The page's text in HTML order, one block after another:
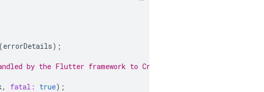
(errorDetails);
by the Flutter framework to Crashlytics
, fatal: true);